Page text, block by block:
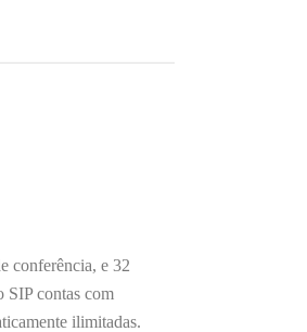
conferência, e 32
contas com
ilimitadas.